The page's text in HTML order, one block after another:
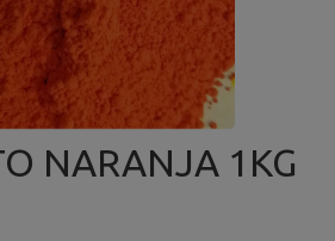
NARANJA 1KG